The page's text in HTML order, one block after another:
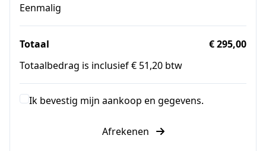
Eenmalig
Totaal
€ 295,00
Totaalbedrag is inclusief € 51,20 btw
Ik bevestig mijn aankoop en gegevens.
Afrekenen